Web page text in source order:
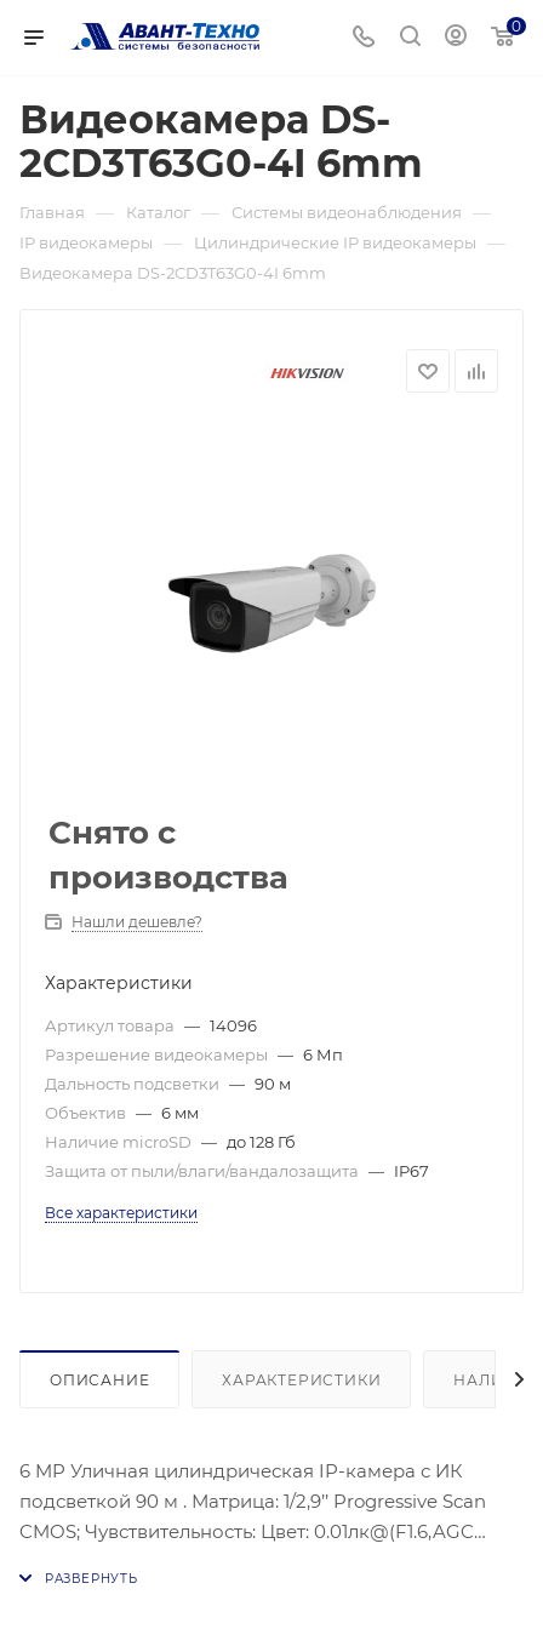
0
Видеокамера DS-
2CD3T63G0-4I 6mm
Главная — Каталог — Системы видеонаблюдения —
IP видеокамеры — Цилиндрические IP видеокамеры —
Видеокамера DS-2CD3T63G0-4I 6mm
Снято с
производства
Нашли дешевле?
Характеристики
Артикул товара — 14096
Разрешение видеокамеры — 6 Мп
Дальность подсветки — 90 м
Объектив — 6 мм
Наличие microSD — до 128 Гб
Защита от пыли/влаги/вандалозащита — IP67
Все характеристики
ОПИСАНИЕ ХАРАКТЕРИСТИКИ НАЛИЧИЕ
6 MP Уличная цилиндрическая IP-камера с ИК
подсветкой 90 м . Матрица: 1/2,9’’ Progressive Scan
CMOS; Чувствительность: Цвет: 0.01лк@(F1.6,AGC